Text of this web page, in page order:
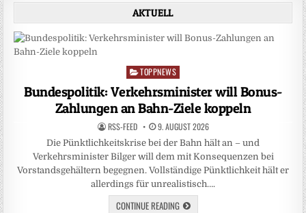
AKTUELL
Posted
in
TOPPNEWS
Bundespolitik: Verkehrsminister will Bonus-
Zahlungen an Bahn-Ziele koppeln
RSS-FEED 9. AUGUST 2026
Die Pünktlichkeitskrise bei der Bahn hält an – und
Verkehrsminister Bilger will dem mit Konsequenzen bei
Vorstandsgehältern begegnen. Vollständige Pünktlichkeit hält er
allerdings für unrealistisch….
CONTINUE READING